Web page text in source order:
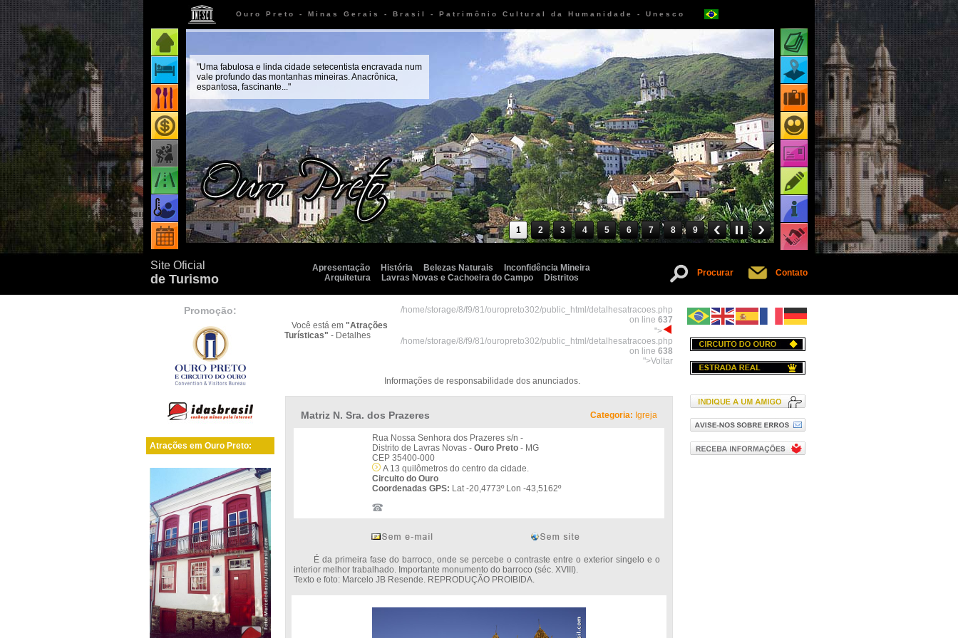
Ouro Preto - Minas Gerais - Brasil - Patrimônio Cultural da Humanidade - Unesco
Página inicial
Onde ficar
Onde comer
Onde comprar
Como chegar
Quando ir
Eventos
"Uma fabulosa e linda cidade setecentista encravada num
vale profundo das montanhas mineiras. Anacrônica,
espantosa, fascinante..."
1 2 3 4 5 6 7 8 9
Atrações turísticas
Mapa de atrações
Pacotes turísticos
Receptivos turísticos
Cartões virtuais
Dicas
Informações
Serviços
Site Oficial
de Turismo
Apresentação História Belezas Naturais
Inconfidência Mineira
Arquitetura
Lavras Novas e Cachoeira do Campo Distritos Procurar Contato
Promoção:
Atrações em Ouro Preto:
Você está em "Atrações
Turísticas" - Detalhes
/home/storage/8/f9/81/ouropreto302/public_html/detalhesatracoes.php
on line 637
">
/home/storage/8/f9/81/ouropreto302/public_html/detalhesatracoes.php
on line 638
">Voltar
Informações de responsabilidade dos anunciados.
Matriz N. Sra. dos Prazeres Categoria: Igreja
Rua Nossa Senhora dos Prazeres s/n -
Distrito de Lavras Novas - Ouro Preto- MG
CEP 35400-000
A 13 quilômetros do centro da cidade.
Circuito do Ouro
Coordenadas GPS: Lat -20,4773º Lon -43,5162º
É da primeira fase do barroco, onde se percebe o contraste entre o exterior singelo e o
interior melhor trabalhado. Importante monumento do barroco (séc. XVIII).
Texto e foto: Marcelo JB Resende. REPRODUÇÃO PROIBIDA.